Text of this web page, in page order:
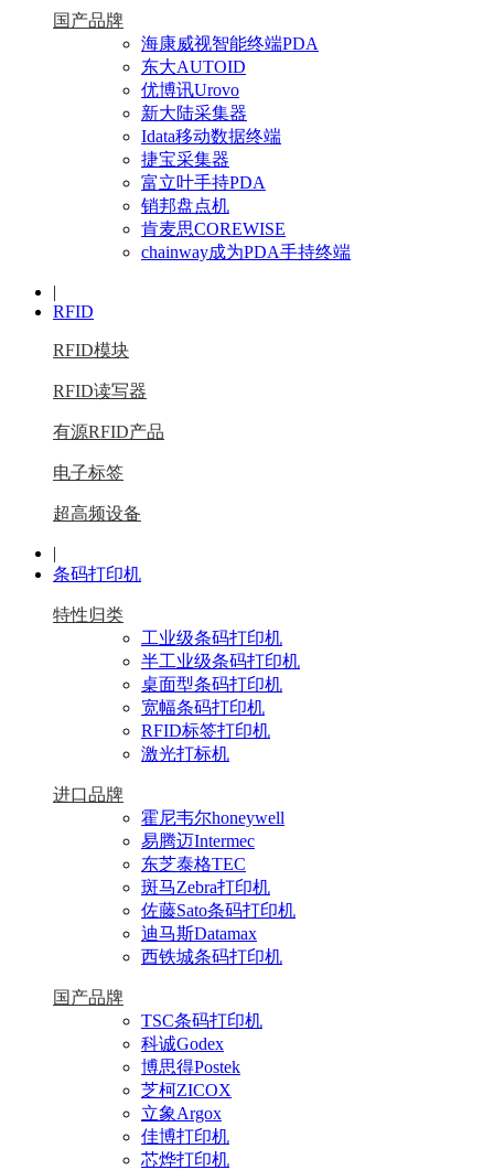
国产品牌
海康威视智能终端PDA
东大AUTOID
优博讯Urovo
新大陆采集器
Idata移动数据终端
捷宝采集器
富立叶手持PDA
销邦盘点机
肯麦思COREWISE
chainway成为PDA手持终端
|
RFID
RFID模块
RFID读写器
有源RFID产品
电子标签
超高频设备
|
条码打印机
特性归类
工业级条码打印机
半工业级条码打印机
桌面型条码打印机
宽幅条码打印机
RFID标签打印机
激光打标机
进口品牌
霍尼韦尔honeywell
易腾迈Intermec
东芝泰格TEC
斑马Zebra打印机
佐藤Sato条码打印机
迪马斯Datamax
西铁城条码打印机
国产品牌
TSC条码打印机
科诚Godex
博思得Postek
芝柯ZICOX
立象Argox
佳博打印机
芯烨打印机